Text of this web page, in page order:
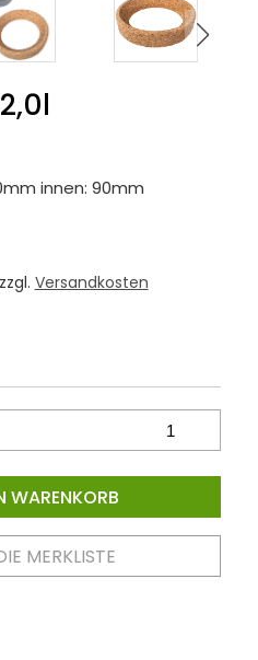
innen: 90mm
Versandkosten
WARENKORB
MERKLISTE